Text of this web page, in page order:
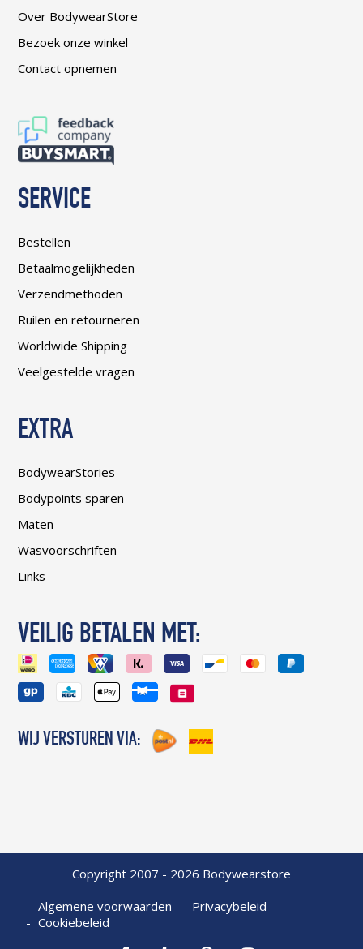
Over BodywearStore
Bezoek onze winkel
Contact opnemen
SERVICE
Bestellen
Betaalmogelijkheden
Verzendmethoden
Ruilen en retourneren
Worldwide Shipping
Veelgestelde vragen
EXTRA
BodywearStories
Bodypoints sparen
Maten
Wasvoorschriften
Links
VEILIG BETALEN MET:
WIJ VERSTUREN VIA:
Copyright 2007 - 2026 Bodywearstore
Algemene voorwaarden
Privacybeleid
Cookiebeleid